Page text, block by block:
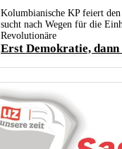
Kolumbianische KP feiert
sucht nach Wegen für die
Revolutionäre
Erst Demokratie, dann